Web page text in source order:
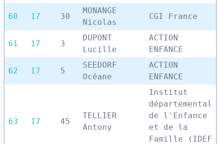
60 17 30
MONANGE
Nicolas
CGI France
61 17 3
DUPONT
Lucille
ACTION
ENFANCE
62 17 5
SEEDORF
Océane
ACTION
ENFANCE
63 17 45
TELLIER
Antony
Institut
départemental
de l'Enfance
et de la
Famille (IDEF